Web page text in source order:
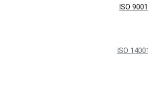
ISO 9001
ISO 14001